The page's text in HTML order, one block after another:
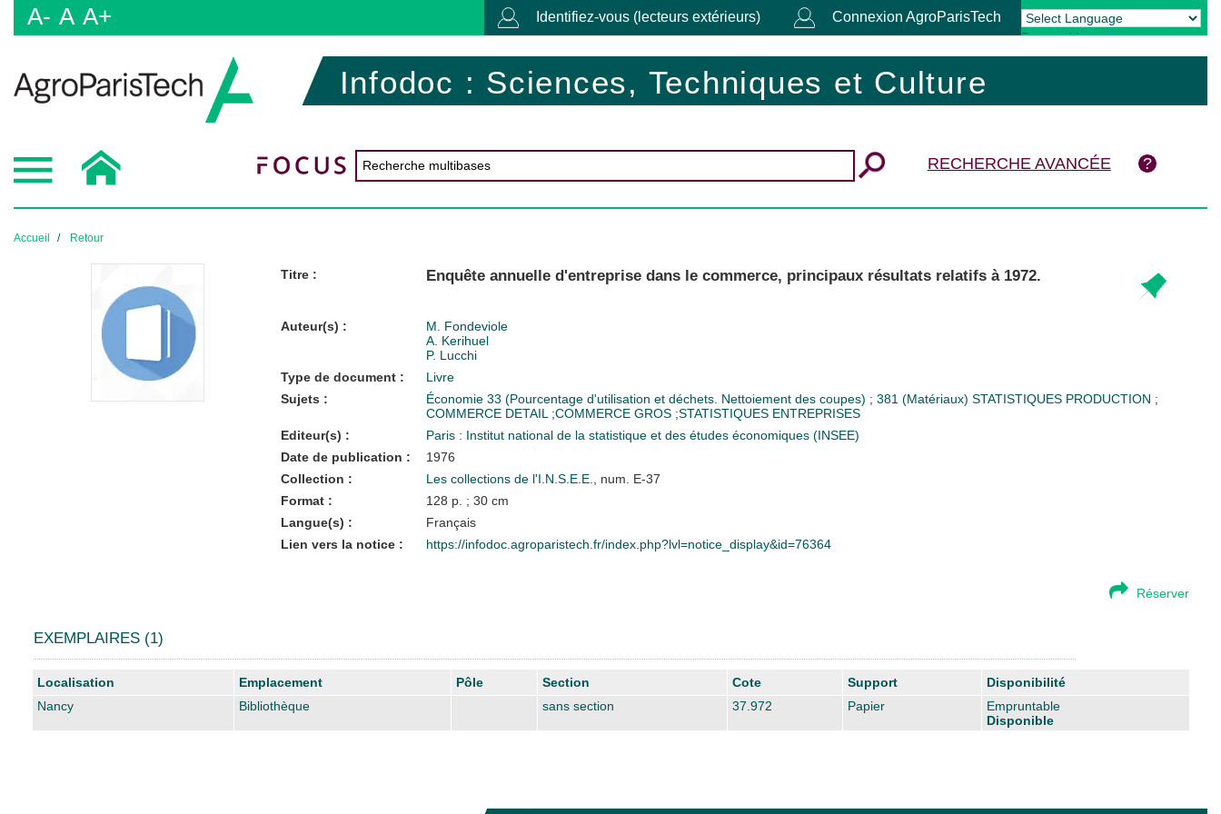
A- A A+ Identifiez-vous (lecteurs extérieurs) Connexion AgroParisTech
Powered by Translate
Infodoc : Sciences, Techniques et Culture
RECHERCHE AVANCÉE
Accueil Retour
Titre : Enquête annuelle d'entreprise dans le commerce, principaux résultats relatifs à 1972.
Auteur(s) :
M. Fondeviole
A. Kerihuel
P. Lucchi
Type de document :
Livre
Sujets :
Économie 33 (Pourcentage d'utilisation et déchets. Nettoiement des coupes) ; 381 (Matériaux) STATISTIQUES PRODUCTION ;
COMMERCE DETAIL ;COMMERCE GROS ;STATISTIQUES ENTREPRISES
Editeur(s) :
Paris : Institut national de la statistique et des études économiques (INSEE)
Date de publication :
1976
Collection :
Les collections de l'I.N.S.E.E.
, num. E-37
Format :
128 p. ; 30 cm
Langue(s) :
Français
Lien vers la notice :
https://infodoc.agroparistech.fr/index.php?lvl=notice_display&id=76364
Réserver
EXEMPLAIRES (1)
Liste des exemplaires
Localisation Emplacement Pôle Section Cote Support
Disponibilité
Nancy
Bibliothèque sans section 37.972 Papier
Empruntable
Disponible